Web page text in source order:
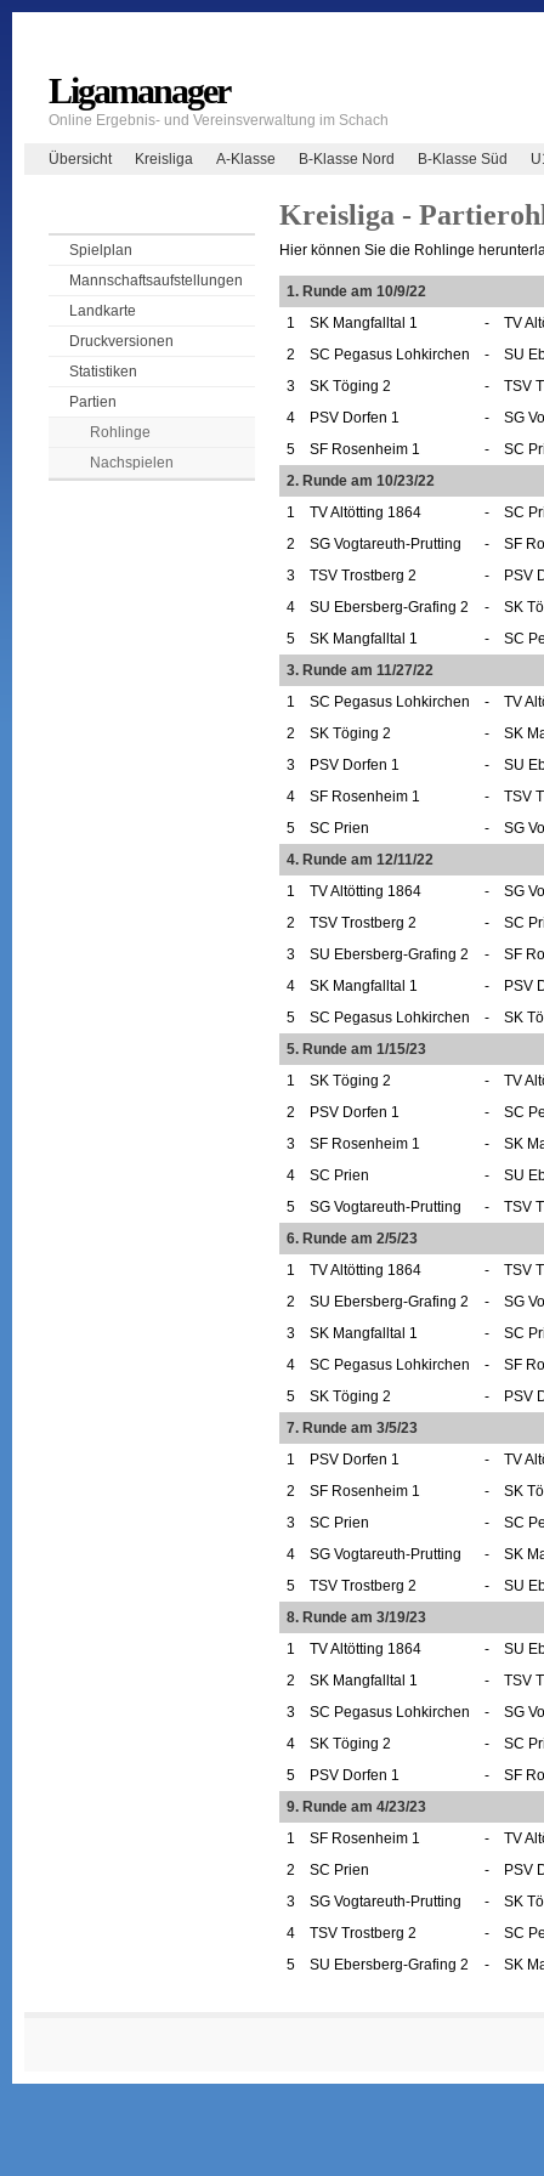
Ligamanager
Online Ergebnis- und Vereinsverwaltung im Schach
Übersicht Kreisliga A-Klasse B-Klasse Nord B-Klasse Süd
Spielplan
Mannschaftsaufstellungen
Landkarte
Druckversionen
Statistiken
Partien
Rohlinge
Nachspielen
Kreisliga -
Hier können Sie die Rohlinge
1. Runde am 10/9/22
1
SK Mangfalltal 1 -
TV
2
SC Pegasus Lohkirchen -
SU
3
SK Töging 2 -
TSV
4
PSV Dorfen 1 -
SG
5
SF Rosenheim 1 -
SC
2. Runde am 10/23/22
1
TV Altötting 1864 -
SC
2
SG Vogtareuth-Prutting -
SF
3
TSV Trostberg 2 -
PSV
4
SU Ebersberg-Grafing 2 -
SK
5
SK Mangfalltal 1 -
SC
3. Runde am 11/27/22
1
SC Pegasus Lohkirchen -
TV
2
SK Töging 2 -
SK
3
PSV Dorfen 1 -
SU
4
SF Rosenheim 1 -
TSV
5
SC Prien -
SG
4. Runde am 12/11/22
1
TV Altötting 1864 -
SG
2
TSV Trostberg 2 -
SC
3
SU Ebersberg-Grafing 2 -
SF
4
SK Mangfalltal 1 -
PSV
5
SC Pegasus Lohkirchen -
SK
5. Runde am 1/15/23
1
SK Töging 2 -
TV
2
PSV Dorfen 1 -
SC
3
SF Rosenheim 1 -
SK
4
SC Prien -
SU
5
SG Vogtareuth-Prutting -
TSV
6. Runde am 2/5/23
1
TV Altötting 1864 -
TSV
2
SU Ebersberg-Grafing 2 -
SG
3
SK Mangfalltal 1 -
SC
4
SC Pegasus Lohkirchen -
SF
5
SK Töging 2 -
PSV
7. Runde am 3/5/23
1
PSV Dorfen 1 -
TV
2
SF Rosenheim 1 -
SK
3
SC Prien -
SC
4
SG Vogtareuth-Prutting -
SK
5
TSV Trostberg 2 -
SU
8. Runde am 3/19/23
1
TV Altötting 1864 -
SU
2
SK Mangfalltal 1 -
TSV
3
SC Pegasus Lohkirchen -
SG
4
SK Töging 2 -
SC
5
PSV Dorfen 1 -
SF
9. Runde am 4/23/23
1
SF Rosenheim 1 -
TV
2
SC Prien -
PSV
3
SG Vogtareuth-Prutting -
SK
4
TSV Trostberg 2 -
SC
5
SU Ebersberg-Grafing 2 - SK